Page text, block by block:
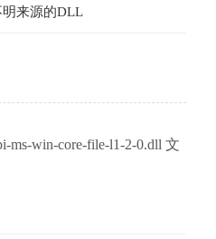
来源的DLL
ms-win-core-file-l1-2-0.dll 文